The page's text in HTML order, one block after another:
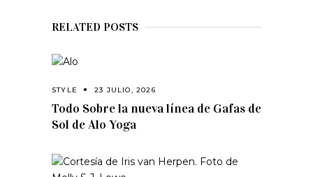
RELATED POSTS
STYLE 23 JULIO, 2026
Todo Sobre la nueva línea de Gafas de
Sol de Alo Yoga